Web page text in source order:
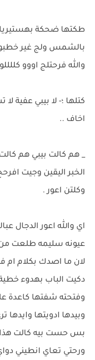
طكتها ضحكة بهستيريا
بالشمس ولج غير
والله فرحتلج اووو
كتلها ؛- لا بيبي عفية
اخاف ..
_ هم كالت بيبي هم
الخبر اليقين وجيت
وكلتن اعور .
اي والله اعور الدجال
عيونه سليمه طلعت من
لان ما اصدك بكلام ام
دكيت الباب بهدوء
وفتحته شفتها كاعدة
وبيدها ادويتها وايدها
بس حست بيه كالت هذا
ورحتي تعاي انطيني